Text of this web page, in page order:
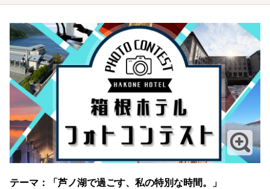
テーマ：「芦ノ湖で過ごす、私の特別な時間。」